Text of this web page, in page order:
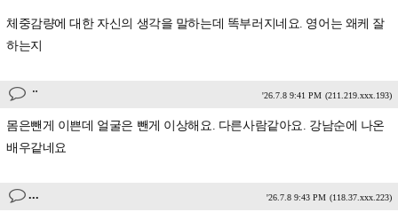
체중감량에 대한 자신의 생각을 말하는데 똑부러지네요. 영어는 왜케 잘
하는지
ᆢ '26.7.8 9:41 PM (211.219.xxx.193)
몸은뺀게 이쁜데 얼굴은 뺀게 이상해요. 다른사람같아요. 강남순에 나온
배우같네요
... '26.7.8 9:43 PM (118.37.xxx.223)